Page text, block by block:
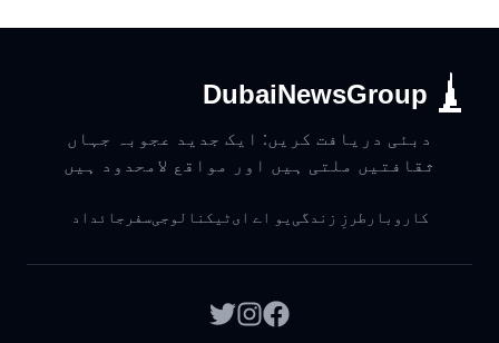
DubaiNewsGroup
دبئی دریافت کریں: ایک جدید عجوبہ جہاں
ثقافتیں ملتی ہیں اور مواقع لامحدود ہیں
کاروبار طرزِ زندگی یو اے ایٹیکنالوجیسفر جائداد